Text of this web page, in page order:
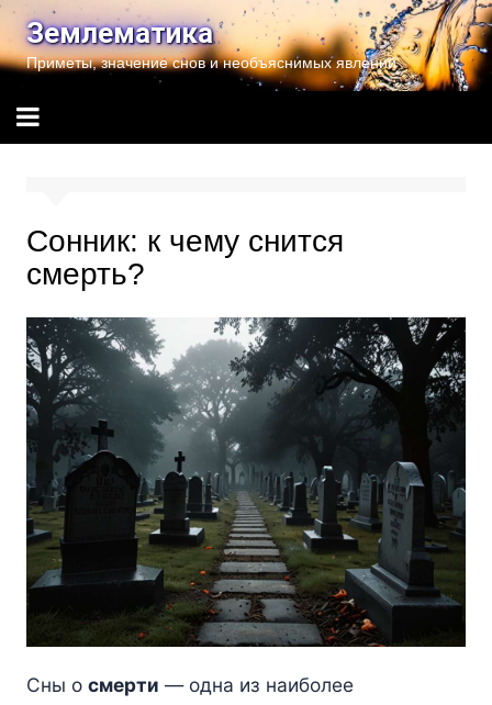
Перейти
содержимому
Землематика
Приметы, значение снов и необъяснимых явлений
Сонник: к чему снится
смерть?
Сны о смерти — одна из наиболее